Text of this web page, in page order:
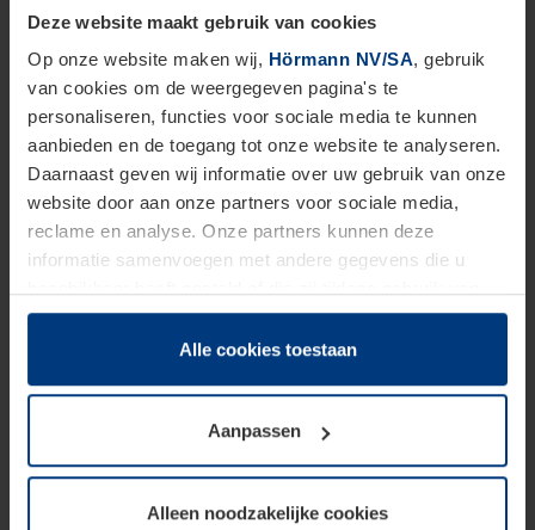
Deze website maakt gebruik van cookies
Op onze website maken wij, Hörmann NV/SA, gebruik
van cookies om de weergegeven pagina's te
personaliseren, functies voor sociale media te kunnen
aanbieden en de toegang tot onze website te analyseren.
Daarnaast geven wij informatie over uw gebruik van onze
website door aan onze partners voor sociale media,
reclame en analyse. Onze partners kunnen deze
informatie samenvoegen met andere gegevens die u
hun diensten hebben verzameld.
Juridisch hebben wij het recht om cookies op uw
van deze pagina's absoluut vereist is. Voor alle andere
soorten cookies is uw toestemming benodigd. Uw
toestemming kunt u op elk moment bij de uitleg van de
wijzigen of herroepen.
Alle cookies toestaan
Aanpassen
Alleen noodzakelijke cookies